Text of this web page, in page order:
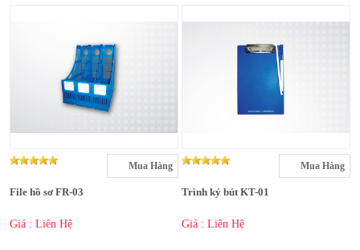
Mua Hàng
File hồ sơ FR-03
Giá : Liên Hệ
Mua Hàng
Trình ký bút KT-01
Giá : Liên Hệ